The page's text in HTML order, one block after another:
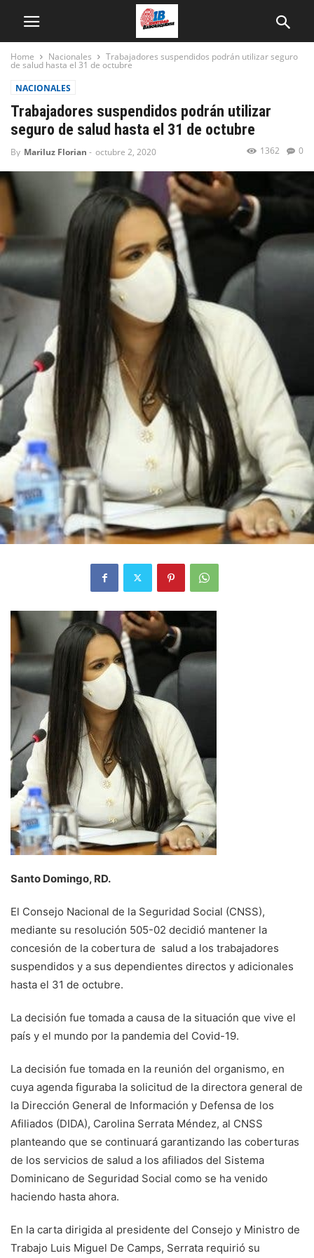
Home Nacionales Trabajadores suspendidos podrán utilizar seguro
de salud hasta el 31 de octubre
NACIONALES
Trabajadores suspendidos podrán utilizar
seguro de salud hasta el 31 de octubre
By Mariluz Florian - octubre 2, 2020 0
1362
Santo Domingo, RD.
El Consejo Nacional de la Seguridad Social (CNSS),
mediante su resolución 505-02 decidió mantener la
concesión de la cobertura de salud a los trabajadores
suspendidos y a sus dependientes directos y adicionales
hasta el 31 de octubre.
La decisión fue tomada a causa de la situación que vive el
país y el mundo por la pandemia del Covid-19.
La decisión fue tomada en la reunión del organismo, en
cuya agenda figuraba la solicitud de la directora general de
la Dirección General de Información y Defensa de los
Afiliados (DIDA), Carolina Serrata Méndez, al CNSS
planteando que se continuará garantizando las coberturas
de los servicios de salud a los afiliados del Sistema
Dominicano de Seguridad Social como se ha venido
haciendo hasta ahora.
En la carta dirigida al presidente del Consejo y Ministro de
Trabajo Luis Miguel De Camps, Serrata requirió su